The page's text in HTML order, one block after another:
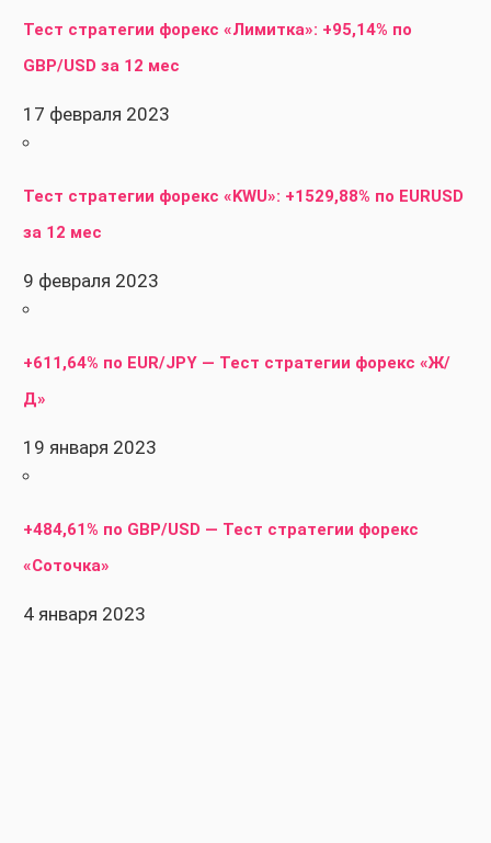
Тест стратегии форекс «Лимитка»: +95,14% по
GBP/USD за 12 мес
17 февраля 2023
Тест стратегии форекс «KWU»: +1529,88% по EURUSD
за 12 мес
9 февраля 2023
+611,64% по EUR/JPY — Тест стратегии форекс «Ж/
Д»
19 января 2023
+484,61% по GBP/USD — Тест стратегии форекс
«Соточка»
4 января 2023